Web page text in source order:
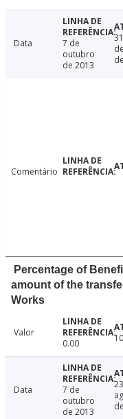
Data
7 de
outubro
de 2013
Comentário
Percentage of
amount of the
Works
Valor
0.00
Data
7 de
outubro
de 2013